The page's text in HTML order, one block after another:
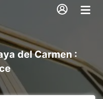
del Carmen :